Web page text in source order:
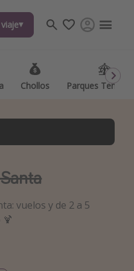
Chollos Parques
viaje
Chollos Parques
vuelos y de 2 a 5